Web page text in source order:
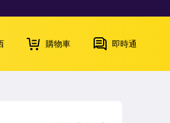
購物車 即時通